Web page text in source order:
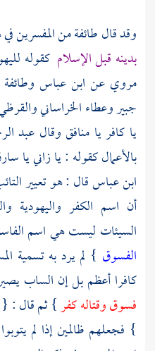
وقد قال طائفة منالمفسرين
بدينه قبل الإسلام كقوله
مروي عن ابن عباس
جبيروعطاء الخراساني
يا كافر يا منافق وقال عبد
بالأعمال كقوله : يا زاني يا
ابن عباسقال : هو تعيير
أن اسم الكفر واليهودية
السيئات ليست هي اسم
الفسوق } لم يرد به تسمية
كافرا أعظم بل إن الساب
فسوق وقتاله كفر} ثم قال : {
} فجعلهم ظالمين إذا لم